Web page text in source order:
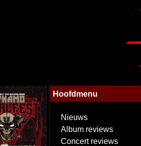
Hoofdmenu
Nieuws
Album reviews
Concert reviews